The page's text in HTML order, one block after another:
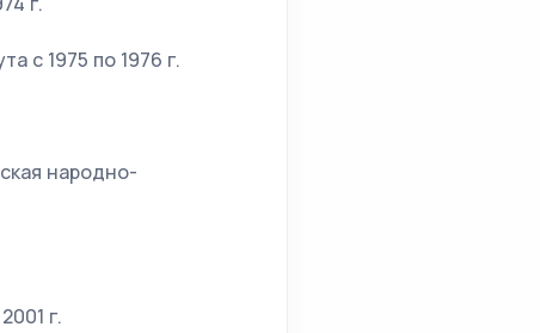
с 1975 по 1976 г.
народно-
г.